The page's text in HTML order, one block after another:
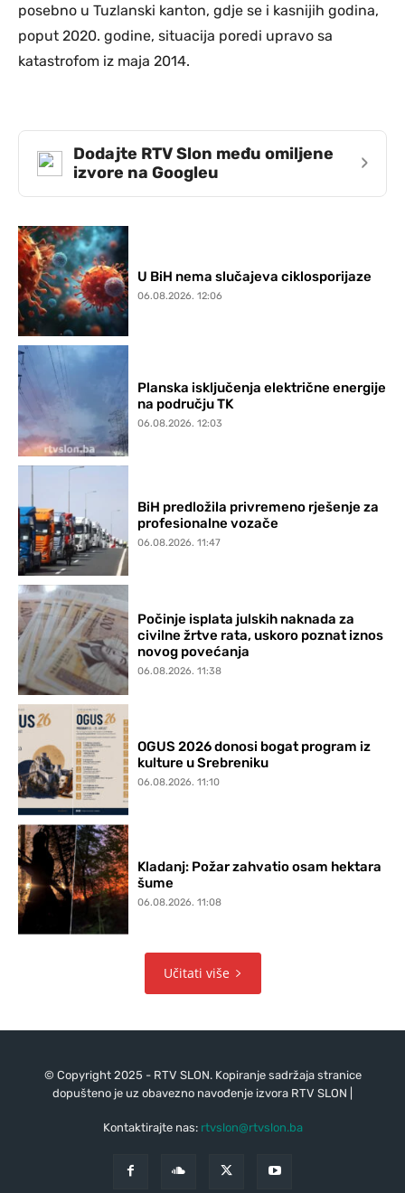
posebno u Tuzlanski kanton, gdje se i kasnijih godina,
poput 2020. godine, situacija poredi upravo sa
katastrofom iz maja 2014.
Dodajte RTV Slon među omiljene
izvore na Googleu
›
U BiH nema slučajeva ciklosporijaze
06.08.2026. 12:06
Planska isključenja električne energije
na području TK
06.08.2026. 12:03
BiH predložila privremeno rješenje za
profesionalne vozače
06.08.2026. 11:47
Počinje isplata julskih naknada za
civilne žrtve rata, uskoro poznat iznos
novog povećanja
06.08.2026. 11:38
OGUS 2026 donosi bogat program iz
kulture u Srebreniku
06.08.2026. 11:10
Kladanj: Požar zahvatio osam hektara
šume
06.08.2026. 11:08
Učitati više
© Copyright 2025 - RTV SLON. Kopiranje sadržaja stranice
dopušteno je uz obavezno navođenje izvora RTV SLON |
Kontaktirajte nas: rtvslon@rtvslon.ba